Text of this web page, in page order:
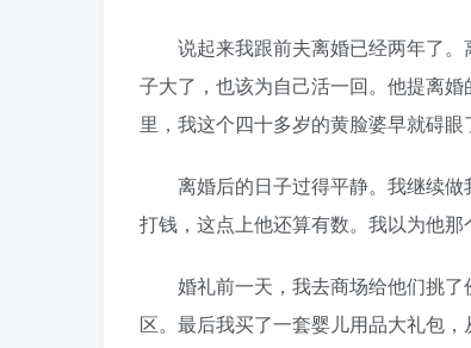
说起来我跟前夫离婚已经两年了。
子大了，也该为自己活一回。他提离
里，我这个四十多岁的黄脸婆早就碍眼
离婚后的日子过得平静。我继续做
打钱，这点上他还算有数。我以为他那
婚礼前一天，我去商场给他们挑了
区。最后我买了一套婴儿用品大礼包